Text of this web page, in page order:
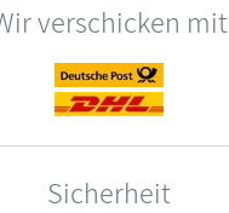
verschicken mit
Sicherheit